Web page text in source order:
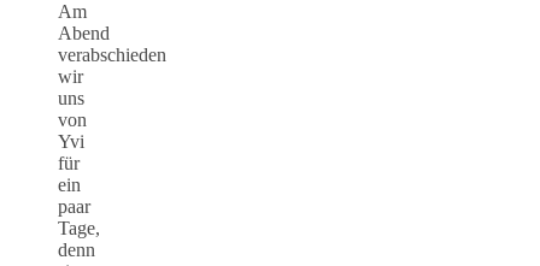
Am
Abend
verabschieden
wir
uns
von
Yvi
für
ein
paar
Tage,
denn